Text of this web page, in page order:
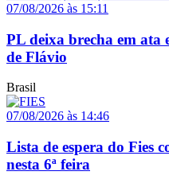
07/08/2026 às 15:11
PL deixa brecha em ata
de Flávio
Brasil
07/08/2026 às 14:46
Lista de espera do Fies
nesta 6ª feira